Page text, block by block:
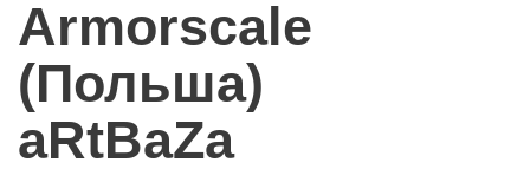
Armorscale
(Польша)
aRtBaZa